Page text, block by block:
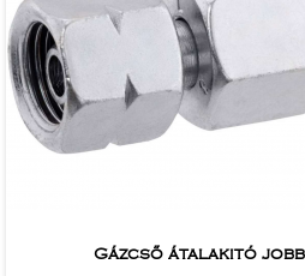
Gázcső átalakitó